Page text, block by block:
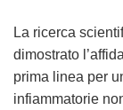
La ricerca
dimostrato
prima linea per
infiammatorie